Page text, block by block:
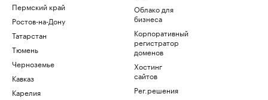
Пермский край
Ростов-на-Дону
Татарстан
Тюмень
Черноземье
Кавказ
Карелия
Облако для
бизнеса
Корпоративный
регистратор
доменов
Хостинг
сайтов
Рег.решения